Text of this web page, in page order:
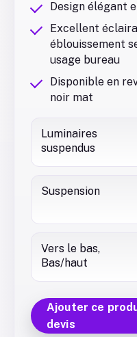
Design élégant
Excellent
éblouissement
usage bureau
Disponible en
noir mat
Luminaires
suspendus
Suspension
Vers le bas,
Bas/haut
Ajouter ce
devis